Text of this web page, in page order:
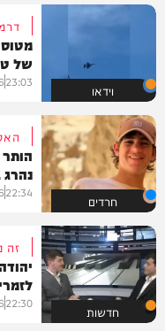
וידאו
של
23:03
חרדים 22:34
חדשות
זה
22:30